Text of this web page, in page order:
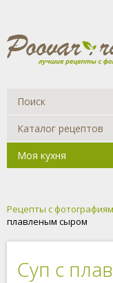
Каталог рецептов
Моя кухня
Рецепты с
плавленым сыром
Суп с